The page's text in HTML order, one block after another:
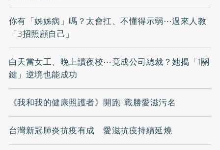
你有「姊姊病」嗎？太會扛、不懂得示弱⋯過來人教
「3招照顧自己」
白天當女工、晚上讀夜校⋯竟成公司總裁？她揭「1關
鍵」逆境也能成功
《我和我的健康照護者》開跑! 戰勝愛滋污名
台灣新冠肺炎抗疫有成 愛滋抗疫持續延燒